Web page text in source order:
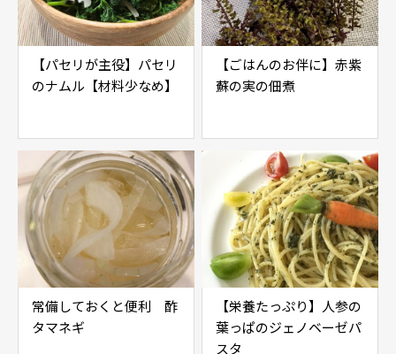
【パセリが主役】パセリ
のナムル【材料少なめ】
【ごはんのお伴に】赤紫
蘇の実の佃煮
常備しておくと便利 酢
タマネギ
【栄養たっぷり】人参の
葉っぱのジェノベーゼパ
スタ